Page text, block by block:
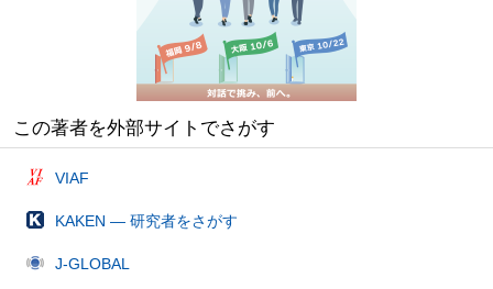
この著者を外部サイトでさがす
VIAF
KAKEN — 研究者をさがす
J-GLOBAL